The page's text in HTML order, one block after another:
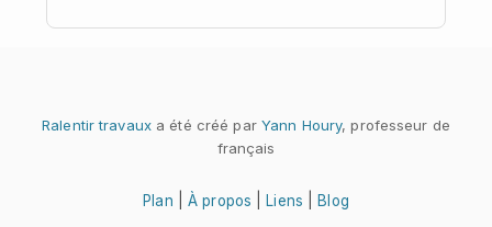
Ralentir travauxa été créé par Yann Houry, professeur de
français
Plan |À propos |Liens |Blog